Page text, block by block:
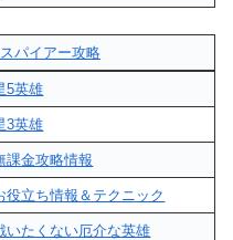
パイアー攻略
5英雄
3英雄
課金攻略情報
役立ち情報＆テクニック
いたくない厄介な英雄